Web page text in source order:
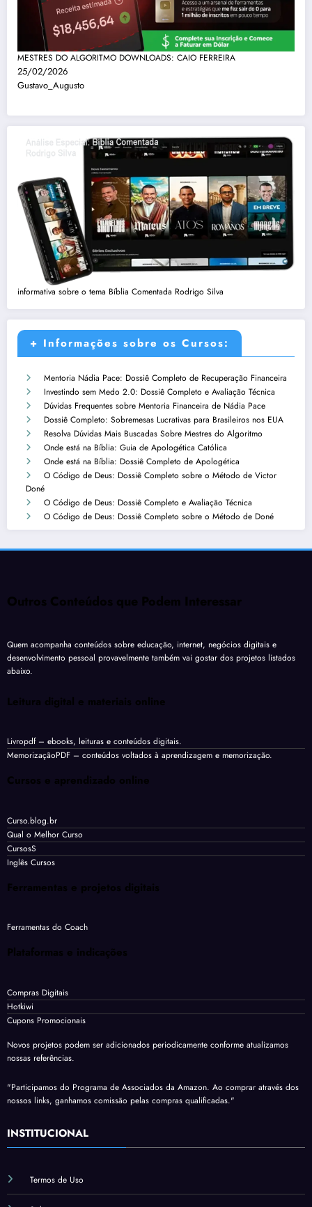
MESTRES DO ALGORITMO DOWNLOADS: CAIO FERREIRA
25/02/2026
Gustavo_Augusto
informativa sobre o tema Bíblia Comentada Rodrigo Silva
+ Informações sobre os Cursos:
Mentoria Nádia Pace: Dossiê Completo de Recuperação Financeira
Investindo sem Medo 2.0: Dossiê Completo e Avaliação Técnica
Dúvidas Frequentes sobre Mentoria Financeira de Nádia Pace
Dossiê Completo: Sobremesas Lucrativas para Brasileiros nos EUA
Resolva Dúvidas Mais Buscadas Sobre Mestres do Algoritmo
Onde está na Bíblia: Guia de Apologética Católica
Onde está na Bíblia: Dossiê Completo de Apologética
O Código de Deus: Dossiê Completo sobre o Método de Victor
Doné
O Código de Deus: Dossiê Completo e Avaliação Técnica
O Código de Deus: Dossiê Completo sobre o Método de Doné
Outros Conteúdos que Podem Interessar
Quem acompanha conteúdos sobre educação, internet, negócios digitais e
desenvolvimento pessoal provavelmente também vai gostar dos projetos listados
abaixo.
Leitura digital e materiais online
Livropdf– ebooks, leituras e conteúdos digitais.
MemorizaçãoPDF – conteúdos voltados à aprendizagem e memorização.
Cursos e aprendizado online
Curso.blog.br
Qual o Melhor Curso
CursosS
Inglês Cursos
Ferramentas e projetos digitais
Ferramentas do Coach
Plataformas e indicações
Compras Digitais
Hotkiwi
Cupons Promocionais
Novos projetos podem ser adicionados periodicamente conforme atualizamos
nossas referências.
"Participamos do Programa de Associados da Amazon. Ao comprar através dos
nossos links, ganhamos comissão pelas compras qualificadas."
INSTITUCIONAL
Termos de Uso